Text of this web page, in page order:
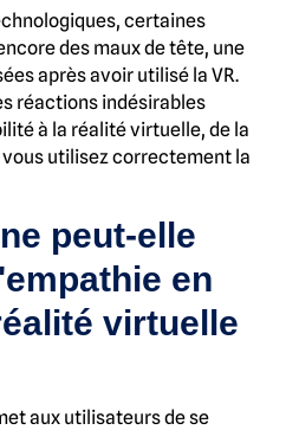
certaines
des maux de tête, une
après avoir utilisé la VR.
réactions indésirables
à la réalité virtuelle, de la
utilisez correctement la
peut-elle
en
virtuelle
aux utilisateurs de se